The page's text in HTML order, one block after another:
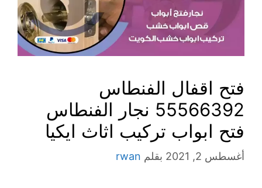
فتح اقفال الفنطاس
55566392 نجار الفنطاس
فتح ابواب تركيب اثاث ايكيا
أغسطس 2, 2021 بقلم rwan